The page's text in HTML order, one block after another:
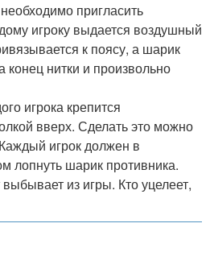
пригласить
игроку выдается воздушный
к поясу, а шарик
конец нитки и произвольно
игрока крепится
вверх. Сделать это можно
игрок должен в
лопнуть шарик противника.
из игры. Кто уцелеет,